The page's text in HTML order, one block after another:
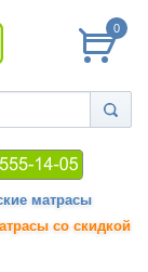
0
матрасы
со скидкой